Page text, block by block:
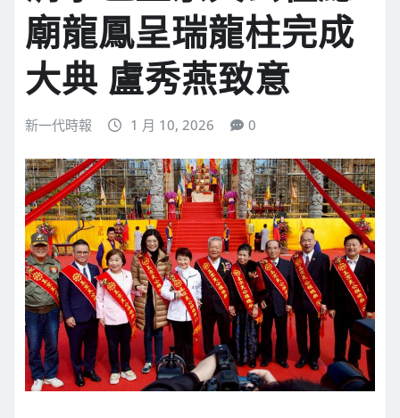
廟龍鳳呈瑞龍柱完成
大典 盧秀燕致意
新一代時報 1 月 10, 2026 0